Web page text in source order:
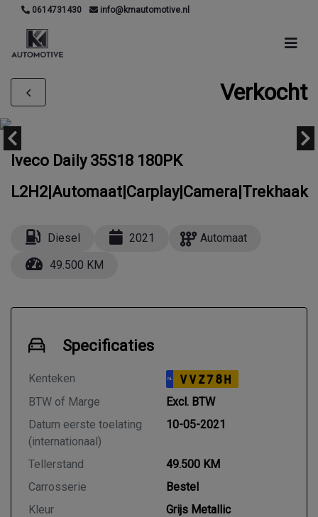
0614731430 info@kmautomotive.nl
Verkocht
Iveco Daily 35S18 180PK
L2H2|Automaat|Carplay|Camera|Trekhaak
Diesel 2021
Automaat
49.500 KM
Specificaties
Kenteken NL VVZ78H
BTW of Marge
Excl. BTW
Datum eerste toelating
(internationaal)
10-05-2021
Tellerstand
49.500 KM
Carrosserie
Bestel
Kleur
Grijs Metallic